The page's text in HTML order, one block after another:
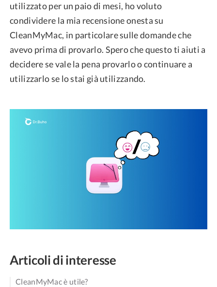
utilizzato per un paio di mesi, ho voluto
condividere la mia recensione onesta su
CleanMyMac, in particolare sulle domande che
avevo prima di provarlo. Spero che questo ti aiuti a
decidere se vale la pena provarlo o continuare a
utilizzarlo se lo stai già utilizzando.
Articoli di interesse
CleanMyMac è utile?